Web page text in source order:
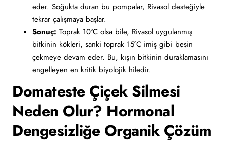
eder. Soğukta duran bu pompalar, Rivasol desteğiyle
tekrar çalışmaya başlar.
Sonuç: Toprak 10°C olsa bile, Rivasol uygulanmış
bitkinin kökleri, sanki toprak 15°C imiş gibi besin
çekmeye devam eder. Bu, kışın bitkinin duraklamasını
engelleyen en kritik biyolojik hiledir.
Domateste Çiçek Silmesi
Neden Olur? Hormonal
Dengesizliğe Organik Çözüm